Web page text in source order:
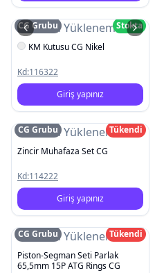
Resim Yüklenemedi
CG Grubu
Stokta
KM Kutusu CG Nikel
Kd:116322
Giriş yapınız
Resim Yüklenemedi
CG Grubu
Tükendi
Zincir Muhafaza Set CG
Kd:114222
Giriş yapınız
Resim Yüklenemedi
CG Grubu
Tükendi
Piston-Segman Seti Parlak
65,5mm 15P ATG Rings CG